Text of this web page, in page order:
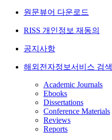
원문뷰어 다운로드
RISS 개인정보 재동의
공지사항
해외전자정보서비스 검색
Academic Journals
Ebooks
Dissertations
Conference Materials
Reviews
Reports